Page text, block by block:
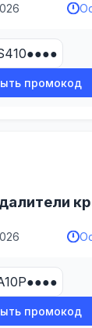
промокод
промокод